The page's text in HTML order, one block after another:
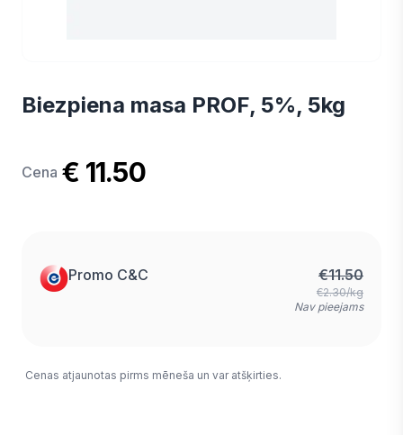
Biezpiena masa PROF, 5%, 5kg
Cena € 11.50
Promo C&C €11.50
€2.30/kg
Nav pieejams
Cenas atjaunotas pirms mēneša un var atšķirties.